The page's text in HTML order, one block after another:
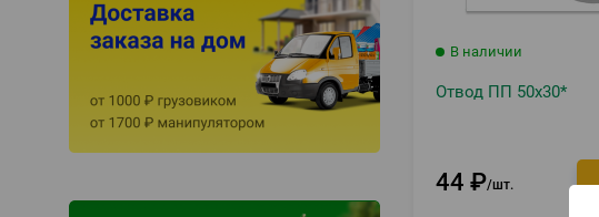
В наличии
Отвод ПП 50х30*
44 ₽ шт.